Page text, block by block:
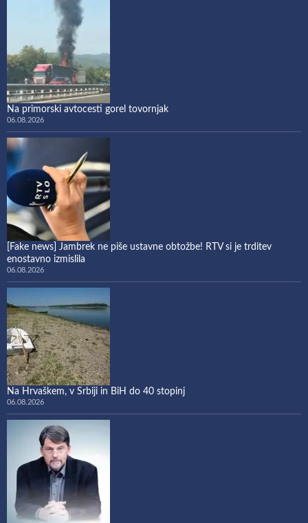
Na primorski avtocesti gorel tovornjak
06.08.2026
[Fake news] Jambrek ne piše ustavne obtožbe! RTV si je trditev
enostavno izmislila
06.08.2026
Na Hrvaškem, v Srbiji in BiH do 40 stopinj
06.08.2026